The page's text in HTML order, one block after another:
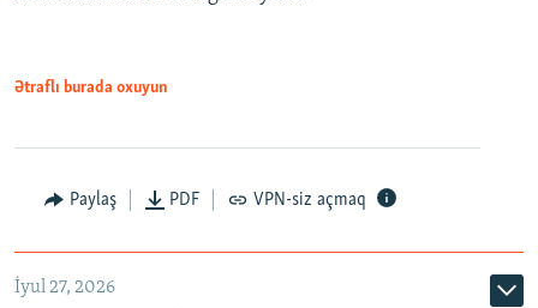
Ətraflı burada oxuyun
Paylaş PDF VPN-siz açmaq
İyul 27, 2026